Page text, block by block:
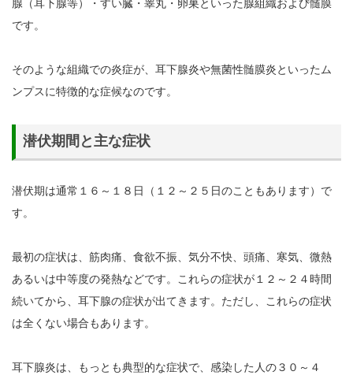
腺（耳下腺等）・すい臓・睾丸・卵巣といった腺組織および髄膜
です。
そのような組織での炎症が、耳下腺炎や無菌性髄膜炎といったム
ンプスに特徴的な症候なのです。
潜伏期間と主な症状
潜伏期は通常１６～１８日（１２～２５日のこともあります）で
す。
最初の症状は、筋肉痛、食欲不振、気分不快、頭痛、寒気、微熱
あるいは中等度の発熱などです。これらの症状が１２～２４時間
続いてから、耳下腺の症状が出てきます。ただし、これらの症状
は全くない場合もあります。
耳下腺炎は、もっとも典型的な症状で、感染した人の３０～４